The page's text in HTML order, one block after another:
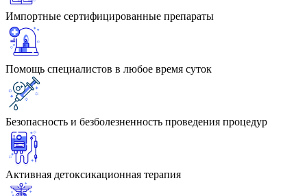
Импортные сертифицированные препараты
Помощь специалистов в любое время суток
Безопасность и безболезненность проведения процедур
Активная детоксикационная терапия